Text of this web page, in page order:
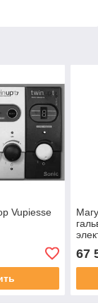
Vupiesse
67